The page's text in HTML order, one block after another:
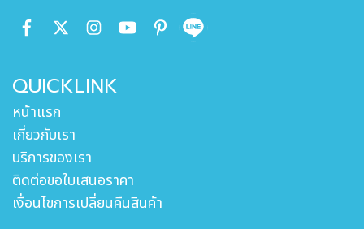
QUICKLINK
หน้าแรก
เกี่ยวกับเรา
บริการของเรา
ติดต่อขอใบเสนอราคา
เงื่อนไขการเปลี่ยนคืนสินค้า